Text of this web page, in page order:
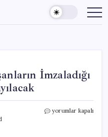
İmzaladığı
İşten
yorumlar kapalı